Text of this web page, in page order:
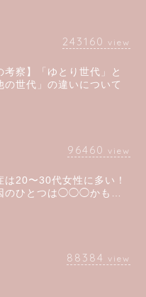
243160 view
考察】「ゆとり世代」と
の世代」の違いについて
96460 view
は20〜30代女性に多い！
のひとつは◯◯◯かも…
88384 view